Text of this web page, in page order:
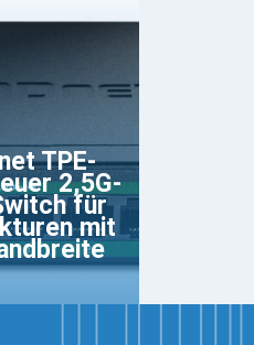
TPE-
2,5G-
für
mit